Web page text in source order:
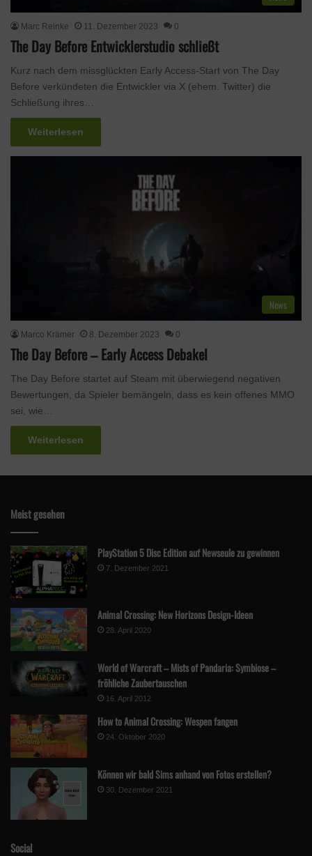
Marc Reinke 11. Dezember 2023 0
The Day Before Entwicklerstudio schließt
Kurz nach dem missglückten Early Access-Start von The Day
Before verkündeten die Entwickler via X (ehem. Twitter) die
Schließung ihres…
Weiterlesen
News
Marco Krämer 8. Dezember 2023 0
The Day Before – Early Access Debakel
The Day Before startet auf Steam mit überwiegend negativen
Bewertungen, da Spieler bemängeln, dass es kein offenes MMO
sei, wie…
Weiterlesen
Meist gesehen
PlayStation 5 Disc Edition auf Newseule zu gewinnen
7. Dezember 2021
Animal Crossing: New Horizons Design-Ideen
28. April 2020
World of Warcraft – Mists of Pandaria: Symbiose –
fröhliche Zaubertauschen
16. April 2012
How to Animal Crossing: Wespen fangen
24. Oktober 2020
Können wir bald Sims anhand von Fotos erstellen?
30. Dezember 2021
Social